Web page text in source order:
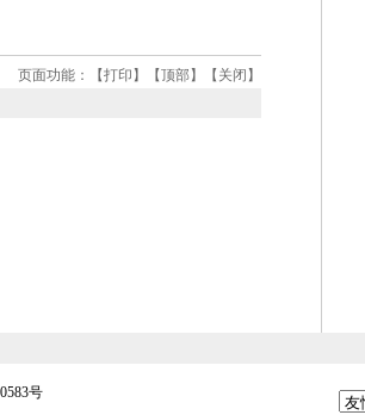
页面功能：【打印 】【顶部】【 关闭 】
号